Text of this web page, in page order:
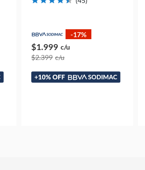
-17%
$1.999 c/u
$2.399 c/u